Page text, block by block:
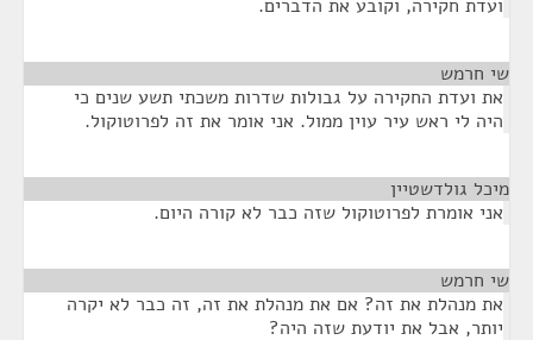
ועדת חקירה, וקובע את הדברים.
שי חרמש
את ועדת החקירה על גבולות שדרות משכתי תשע שנים כי
היה לי ראש עיר עוין ממול. אני אומר את זה לפרוטוקול.
מיכל גולדשטיין
אני אומרת לפרוטוקול שזה כבר לא קורה היום.
שי חרמש
את מנהלת את זה? אם את מנהלת את זה, זה כבר לא יקרה
יותר, אבל את יודעת שזה היה?